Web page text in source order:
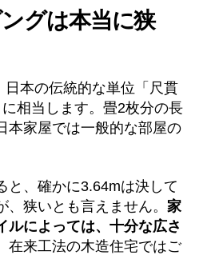
グは本当に狭
本の伝統的な単位「尺貫
相当します。畳2枚分の長
本家屋では一般的な部屋の
と、確かに3.64mは決して
狭いとも言えません。 家
ルによっては、十分な広さ
在来工法の木造住宅ではご